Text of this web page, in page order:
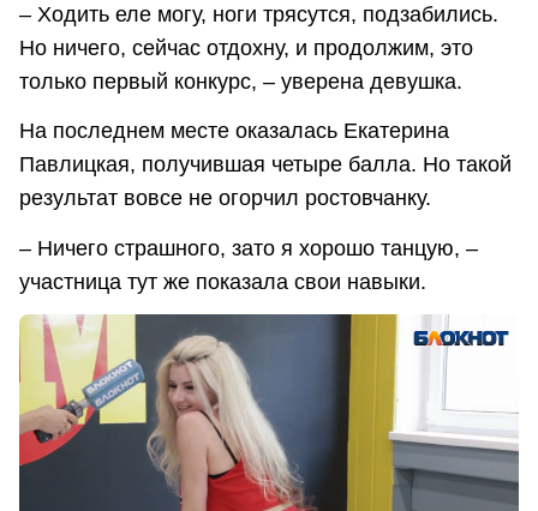
– Ходить еле могу, ноги трясутся, подзабились.
Но ничего, сейчас отдохну, и продолжим, это
только первый конкурс, – уверена девушка.
На последнем месте оказалась Екатерина
Павлицкая, получившая четыре балла. Но такой
результат вовсе не огорчил ростовчанку.
– Ничего страшного, зато я хорошо танцую, –
участница тут же показала свои навыки.